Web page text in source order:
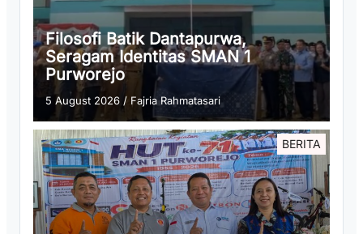
Filosofi Batik Dantapurwa,
Seragam Identitas SMAN 1
Purworejo
5 August 2026 / Fajria Rahmatasari
BERITA